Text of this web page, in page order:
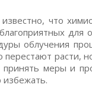
что
для
облучения
перестают расти,
меры и